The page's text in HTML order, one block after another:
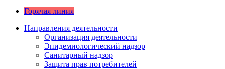
Горячая линия
Направления деятельности
Организация деятельности
Эпидемиологический надзор
Санитарный надзор
Защита прав потребителей